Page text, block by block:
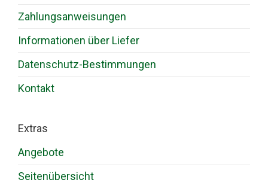
Zahlungsanweisungen
Informationen über Liefer
Datenschutz-Bestimmungen
Kontakt
Extras
Angebote
Seitenübersicht